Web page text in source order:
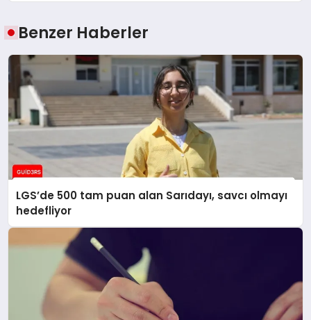
Benzer Haberler
LGS’de 500 tam puan alan Sarıdayı, savcı olmayı
hedefliyor